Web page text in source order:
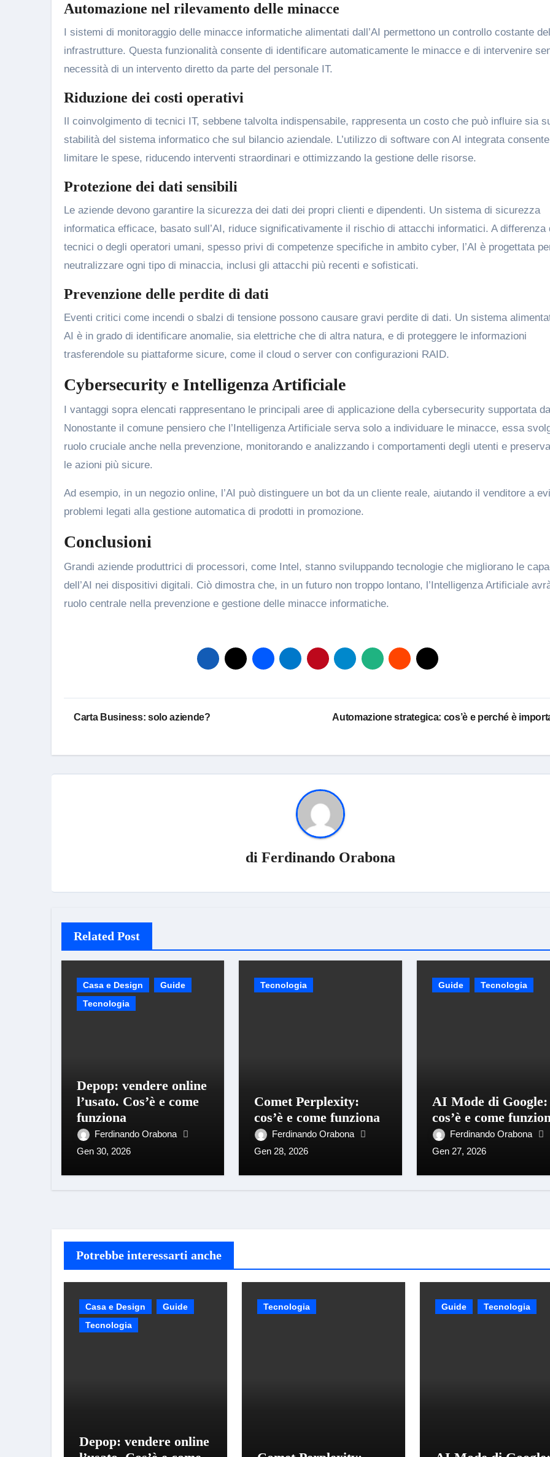
Automazione nel rilevamento delle minacce
I sistemi di monitoraggio delle minacce informatiche alimentati dall’AI permettono un controllo costante
infrastrutture. Questa funzionalità consente di identificare automaticamente le minacce e di intervenire
necessità di un intervento diretto da parte del personale IT.
Riduzione dei costi operativi
Il coinvolgimento di tecnici IT, sebbene talvolta indispensabile, rappresenta un costo che può influire sia
stabilità del sistema informatico che sul bilancio aziendale. L’utilizzo di software con AI integrata
limitare le spese, riducendo interventi straordinari e ottimizzando la gestione delle risorse.
Protezione dei dati sensibili
Le aziende devono garantire la sicurezza dei dati dei propri clienti e dipendenti. Un sistema di sicurezza
informatica efficace, basato sull’AI, riduce significativamente il rischio di attacchi informatici. A differenza
tecnici o degli operatori umani, spesso privi di competenze specifiche in ambito cyber, l’AI è progettata
neutralizzare ogni tipo di minaccia, inclusi gli attacchi più recenti e sofisticati.
Prevenzione delle perdite di dati
Eventi critici come incendi o sbalzi di tensione possono causare gravi perdite di dati. Un sistema
AI è in grado di identificare anomalie, sia elettriche che di altra natura, e di proteggere le informazioni
trasferendole su piattaforme sicure, come il cloud o server con configurazioni RAID.
Cybersecurity e Intelligenza Artificiale
I vantaggi sopra elencati rappresentano le principali aree di applicazione della cybersecurity supportata
Nonostante il comune pensiero che l’Intelligenza Artificiale serva solo a individuare le minacce, essa
ruolo cruciale anche nella prevenzione, monitorando e analizzando i comportamenti degli utenti e
le azioni più sicure.
Ad esempio, in un negozio online, l’AI può distinguere un bot da un cliente reale, aiutando il venditore a
problemi legati alla gestione automatica di prodotti in promozione.
Conclusioni
Grandi aziende produttrici di processori, come Intel, stanno sviluppando tecnologie che migliorano le
dell’AI nei dispositivi digitali. Ciò dimostra che, in un futuro non troppo lontano, l’Intelligenza Artificiale
ruolo centrale nella prevenzione e gestione delle minacce informatiche.
Navigazione
Carta Business: solo aziende? Automazione strategica: cos’è e perché è
di Ferdinando Orabona
Related Post
Casa e Design
Guide
Tecnologia
Depop: vendere online
l’usato. Cos’è e come
funziona
Ferdinando Orabona
Gen 30, 2026
Tecnologia
Comet Perplexity:
cos’è e come funziona
Ferdinando Orabona
Gen 28, 2026
Guide Tecnologia
AI Mode di Google:
cos’è e come
Ferdinando Orabona
Gen 27, 2026
Potrebbe interessarti anche
Casa e Design
Guide
Tecnologia
Depop: vendere online
Tecnologia Guide Tecnologia